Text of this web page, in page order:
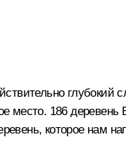
место. 186
которое нам